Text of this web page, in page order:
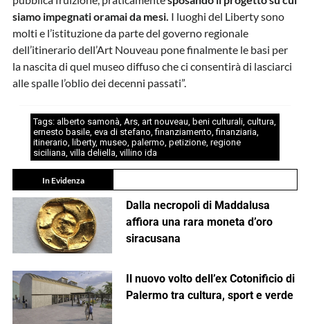
siamo impegnati oramai da mesi. I luoghi del Liberty sono
molti e l’istituzione da parte del governo regionale
dell’itinerario dell’Art Nouveau pone finalmente le basi per
la nascita di quel museo diffuso che ci consentirà di lasciarci
alle spalle l’oblio dei decenni passati”.
Tags: alberto samonà, Ars, art nouveau, beni culturali, cultura,
ernesto basile, eva di stefano,finanziamento,finanziaria,
itinerario, liberty, museo, palermo, petizione, regione
siciliana, villa deliella, villino ida
In Evidenza
Dalla necropoli di Maddalusa
affiora una rara moneta d’oro
siracusana
Il nuovo volto dell’ex Cotonificio di
Palermo tra cultura, sport e verde